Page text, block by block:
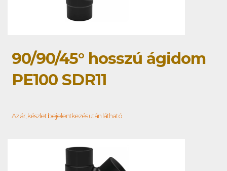
90/90/45° hosszú ágidom
PE100 SDR11
Az ár, készlet bejelentkezés után látható